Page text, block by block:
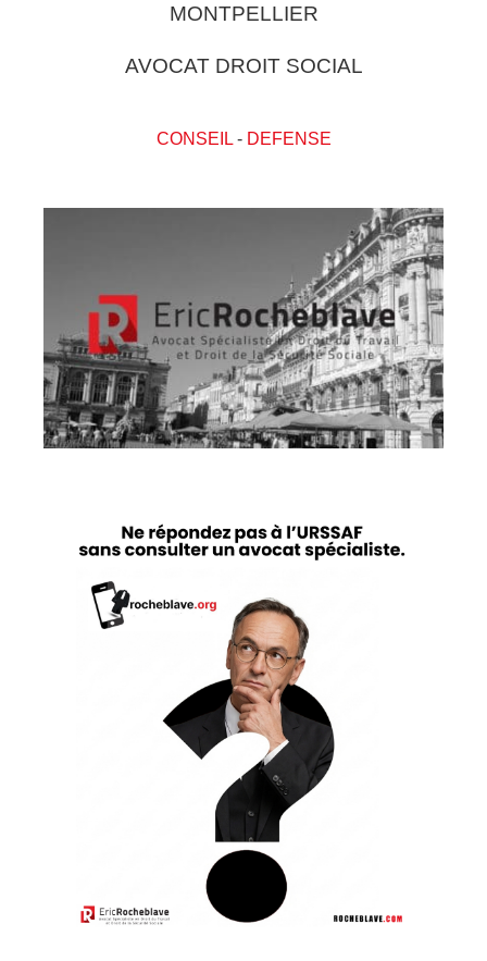
MONTPELLIER
AVOCAT DROIT SOCIAL
CONSEIL- DEFENSE